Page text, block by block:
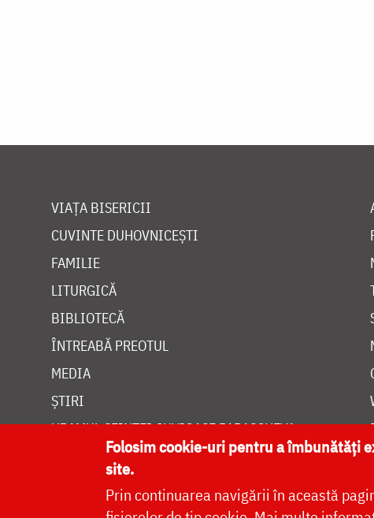
VIAȚA BISERICII
CUVINTE DUHOVNICEȘTI
FAMILIE
LITURGICĂ
BIBLIOTECĂ
ÎNTREABĂ PREOTUL
MEDIA
ȘTIRI
HRAMUL SFINTEI CUVIOASE PARASCHEVA
Folosim cookie-uri pentru a îmbunătăți
site.
Prin continuarea navigării în această